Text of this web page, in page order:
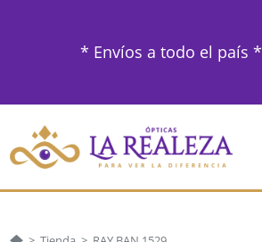
* Envíos a todo el país *